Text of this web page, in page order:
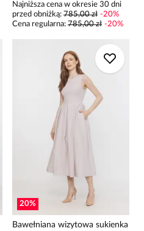
Najniższa cena w okresie 30 dni
przed obniżką: 785,00 zł -20%
Cena regularna: 785,00 zł -20%
20%
Bawełniana wizytowa sukienka